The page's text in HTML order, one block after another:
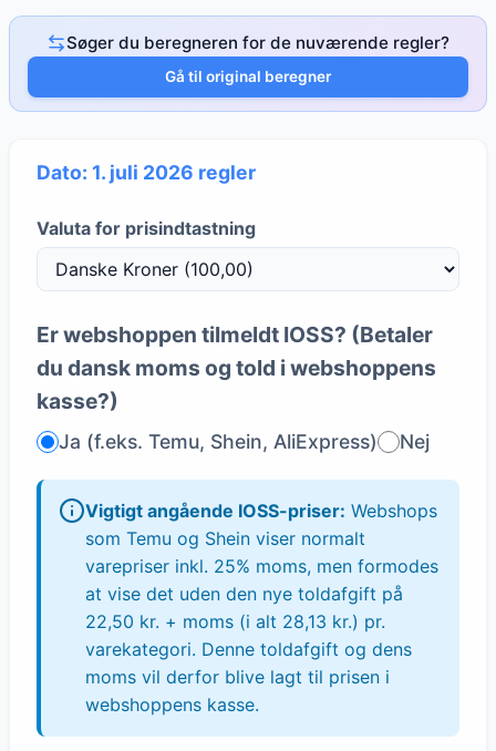
Søger du beregneren for de nuværende regler?
Gå til original beregner
Dato: 1. juli 2026 regler
Valuta for prisindtastning
Er webshoppen tilmeldt IOSS? (Betaler
du dansk moms og told i webshoppens
kasse?)
Ja (f.eks. Temu, Shein, AliExpress) Nej
Vigtigt angående IOSS-priser: Webshops
som Temu og Shein viser normalt
varepriser inkl. 25% moms, men formodes
at vise det uden den nye toldafgift på
22,50 kr. + moms (i alt 28,13 kr.) pr.
varekategori. Denne toldafgift og dens
moms vil derfor blive lagt til prisen i
webshoppens kasse.